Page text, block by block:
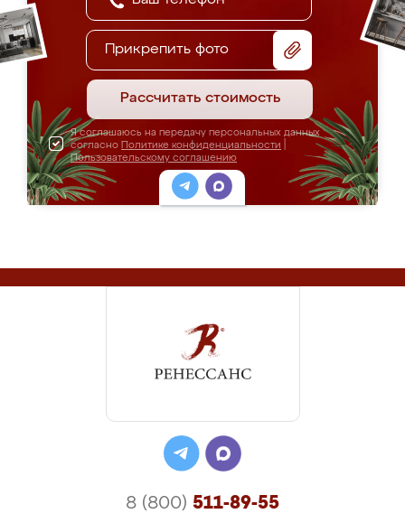
Прикрепить фото
Рассчитать стоимость
Я соглашаюсь на передачу персональных данных
согласно Политике конфиденциальности
Пользовательскому соглашению
8 (800) 511-89-55